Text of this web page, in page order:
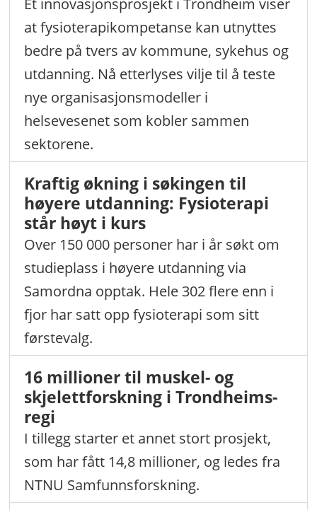
Et innovasjonsprosjekt i Trondheim viser
at fysioterapikompetanse kan utnyttes
bedre på tvers av kommune, sykehus og
utdanning. Nå etterlyses vilje til å teste
nye organisasjonsmodeller i
helsevesenet som kobler sammen
sektorene.
Kraftig økning i søkingen til
høyere utdanning: Fysioterapi
står høyt i kurs
Over 150 000 personer har i år søkt om
studieplass i høyere utdanning via
Samordna opptak. Hele 302 flere enn i
fjor har satt opp fysioterapi som sitt
førstevalg.
16 millioner til muskel- og
skjelettforskning i Trondheims-
regi
I tillegg starter et annet stort prosjekt,
som har fått 14,8 millioner, og ledes fra
NTNU Samfunnsforskning.